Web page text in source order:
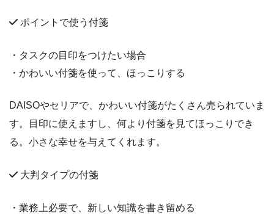
ポイントで使う付箋
・タスクの目印をつけたい場合
・かわいい付箋を使って、ほっこりする
DAISOやセリアで、かわいい付箋がたくさん売られていま
す。目印に使えますし、何より付箋を見てほっこりでき
る。小さな幸せを与えてくれます。
大判タイプの付箋
・業務上必要で、新しい知識を書き留める